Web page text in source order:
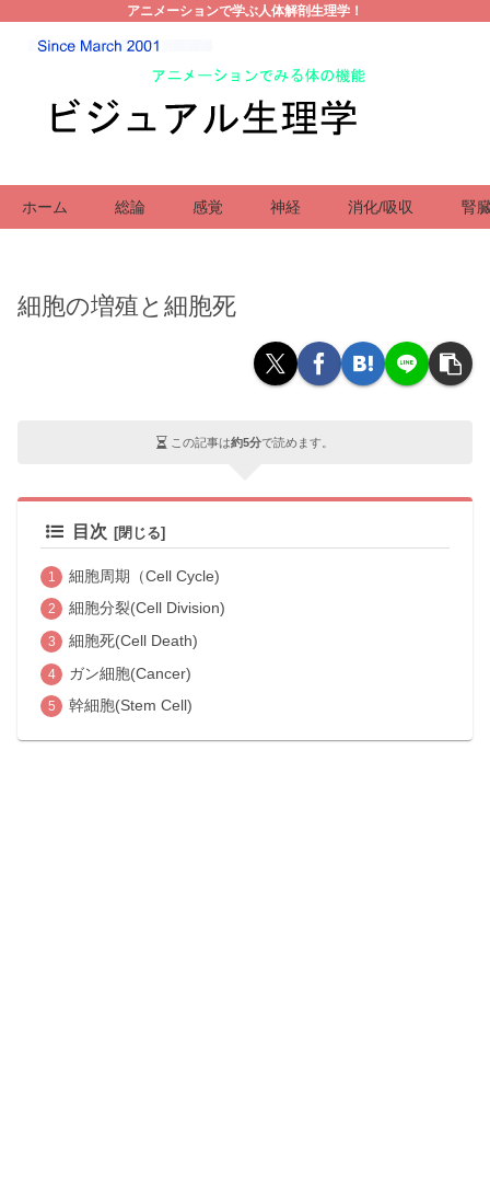
アニメーションで学ぶ人体解剖生理学！
ホーム 総論 感覚 神経 消化/吸収 腎
細胞の増殖と細胞死
この記事は約5分で読めます。
目次
細胞周期（Cell Cycle)
細胞分裂(Cell Division)
細胞死(Cell Death)
ガン細胞(Cancer)
幹細胞(Stem Cell)